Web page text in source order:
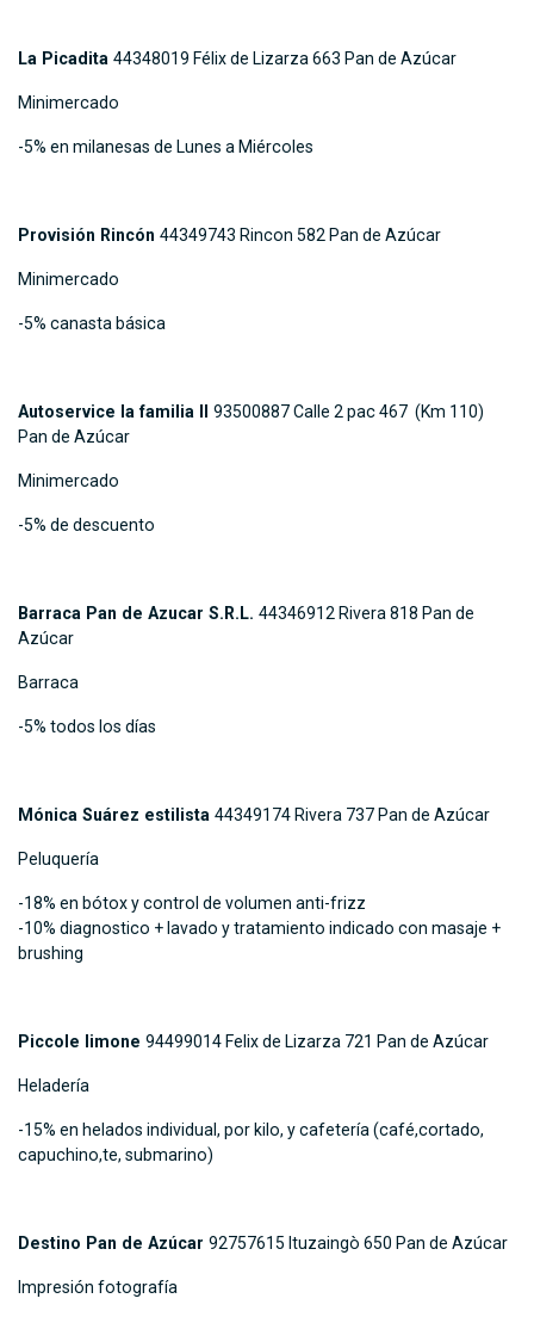
La Picadita 44348019 Félix de Lizarza 663 Pan de Azúcar
Minimercado
-5% en milanesas de Lunes a Miércoles
Provisión Rincón 44349743 Rincon 582 Pan de Azúcar
Minimercado
-5% canasta básica
Autoservice la familia II 93500887 Calle 2 pac 467 (Km 110)
Pan de Azúcar
Minimercado
-5% de descuento
Barraca Pan de Azucar S.R.L. 44346912 Rivera 818 Pan de
Azúcar
Barraca
-5% todos los días
Mónica Suárez estilista 44349174 Rivera 737 Pan de Azúcar
Peluquería
-18% en bótox y control de volumen anti-frizz
-10% diagnostico + lavado y tratamiento indicado con masaje +
brushing
Piccole limone 94499014 Felix de Lizarza 721 Pan de Azúcar
Heladería
-15% en helados individual, por kilo, y cafetería (café,cortado,
capuchino,te, submarino)
Destino Pan de Azúcar 92757615 Ituzaingò 650 Pan de Azúcar
Impresión fotografía